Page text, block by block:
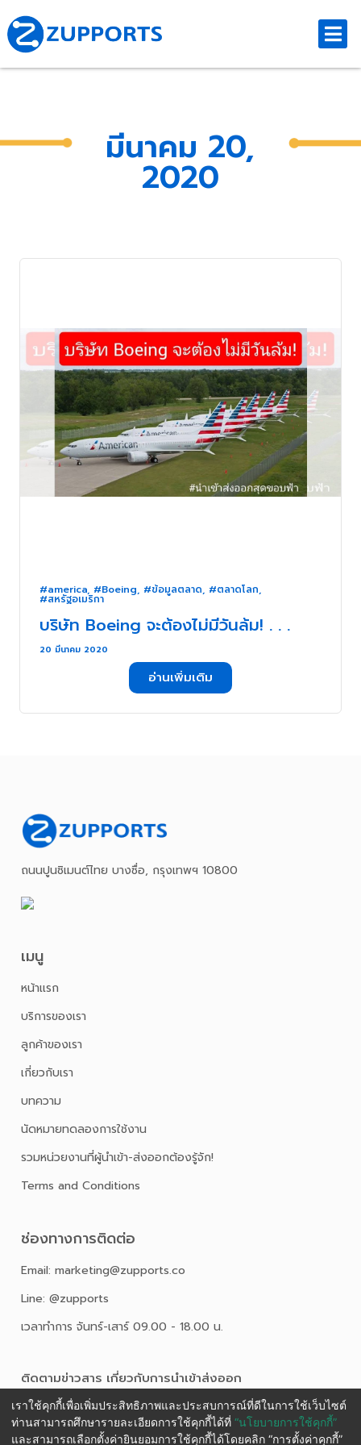
มีนาคม 20,
2020
#america, #Boeing, #ข้อมูลตลาด, #ตลาดโลก,
#สหรัฐอเมริกา
บริษัท Boeing จะต้องไม่มีวันล้ม! . . .
20 มีนาคม 2020
อ่านเพิ่มเติม
ถนนปูนซิเมนต์ไทย บางซื่อ, กรุงเทพฯ 10800
เมนู
หน้าเเรก
บริการของเรา
ลูกค้าของเรา
เกี่ยวกับเรา
บทความ
นัดหมายทดลองการใช้งาน
รวมหน่วยงานที่ผู้นำเข้า-ส่งออกต้องรู้จัก!
Terms and Conditions
ช่องทางการติดต่อ
Email: marketing@zupports.co
Line: @zupports
เวลาทำการ จันทร์-เสาร์ 09.00 - 18.00 น.
ติดตามข่าวสาร เกี่ยวกับการนําเข้าส่งออก
เราใช้คุกกี้เพื่อเพิ่มประสิทธิภาพและประสบการณ์ที่ดีในการใช้เว็บไซต์
ท่านสามารถศึกษารายละเอียดการใช้คุกกี้ได้ที่ “นโยบายการใช้คุกกี้”
และสามารถเลือกตั้งค่ายินยอมการใช้คุกกี้ได้โดยคลิก “การตั้งค่าคุกกี้”